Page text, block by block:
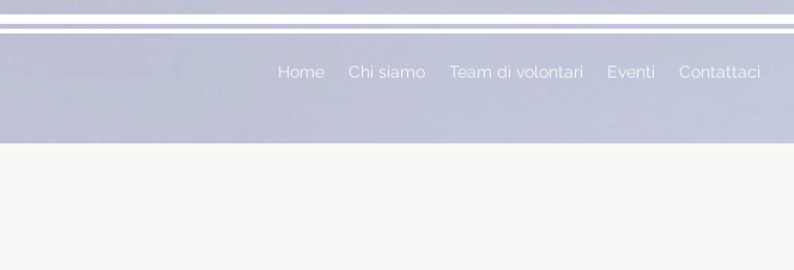
Home Chi siamo Team di volontari Eventi Contattaci